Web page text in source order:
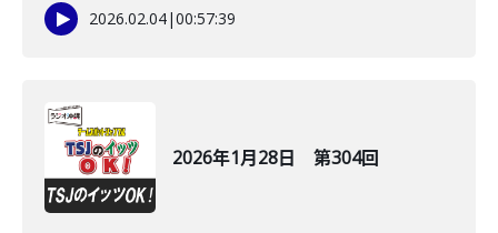
2026.02.04|00:57:39
2026年1月28日 第304回